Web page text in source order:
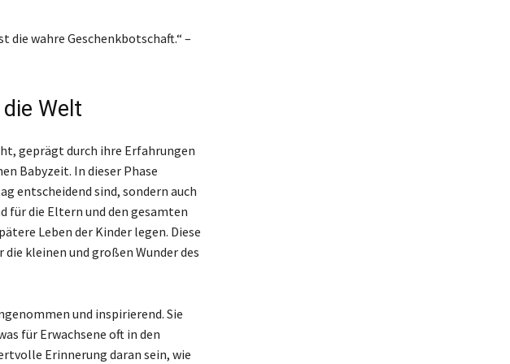
die wahre Geschenkbotschaft.“ –
Welt
geprägt durch ihre Erfahrungen
Babyzeit. In dieser Phase
entscheidend sind, sondern auch
für die Eltern und den gesamten
Leben der Kinder legen. Diese
kleinen und großen Wunder des
und inspirierend. Sie
für Erwachsene oft in den
Erinnerung daran sein, wie